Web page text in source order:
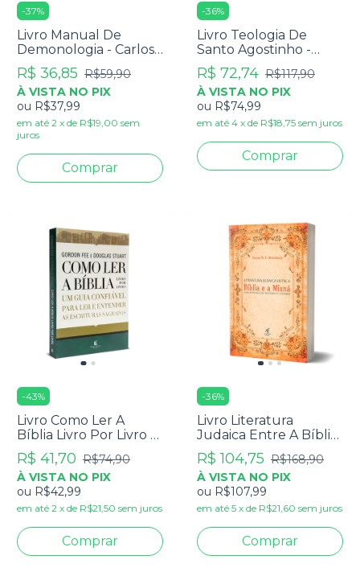
-37%
Livro Manual De
Demonologia - Carlos
Augusto Vailatti
R$ 36,85 R$59,90
À VISTA NO PIX
ou R$37,99
em até 2 x de R$19,00 sem
juros
-36%
Livro Teologia De
Santo Agostinho -
Francisco Moriones
R$ 72,74 R$117,90
À VISTA NO PIX
ou R$74,99
em até 4 x de R$18,75 sem juros
-43%
Livro Como Ler A
Bíblia Livro Por Livro -
Gordon Fee
R$ 41,70 R$74,90
À VISTA NO PIX
ou R$42,99
em até 2 x de R$21,50 sem juros
-36%
Livro Literatura
Judaica Entre A Bíblia
E A Mixná - George W.
E. Nickelsburg
R$ 104,75 R$168,90
À VISTA NO PIX
ou R$107,99
em até 5 x de R$21,60 sem juros